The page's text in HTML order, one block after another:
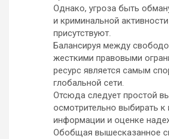
Однако, угроза быть
и криминальной
присутствуют.
Балансируя между
жесткими правовыми
ресурс является самым
глобальной сети.
Отсюда следует простой
осмотрительно выбирать к
информации и оценке
Обобщая вышесказанное